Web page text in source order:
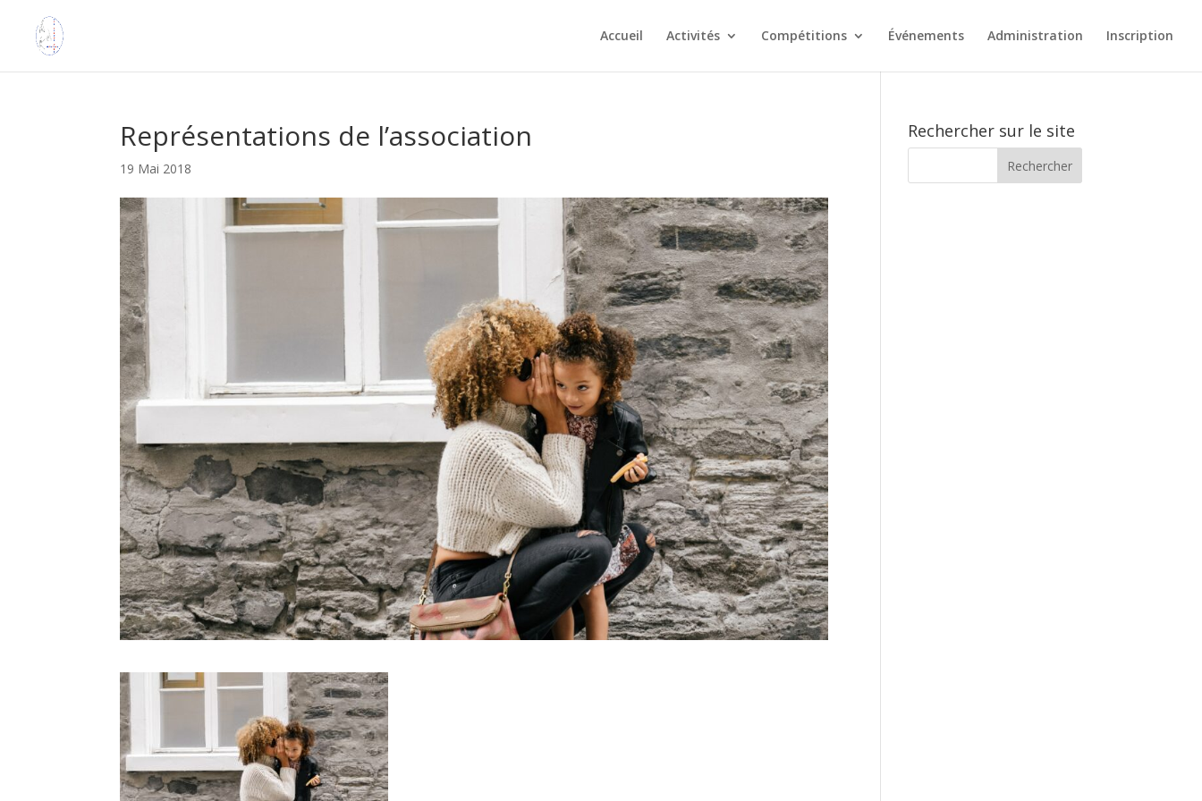
Accueil Activités Compétitions Événements Administration Inscription
Représentations de l’association
19 Mai 2018
Rechercher sur le site